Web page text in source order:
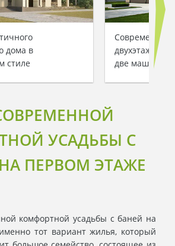
дома в
стиле
Современный
две машины и
УСАДЬБЫ С
ПЕРВОМ ЭТАЖЕ
комфортной усадьбы с баней на
тот вариант жилья, который